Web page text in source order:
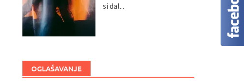
si dal...
OGLAŠAVANJE